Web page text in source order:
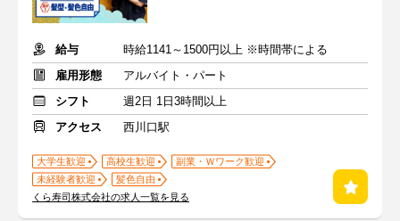
給与
時給1141～1500円以上 ※時間帯による
雇用形態
アルバイト・パート
シフト
週2日 1日3時間以上
アクセス
西川口駅
大学生歓迎 高校生歓迎
副業・Ｗワーク歓迎
未経験者歓迎
髪色自由
くら寿司株式会社の求人一覧を見る